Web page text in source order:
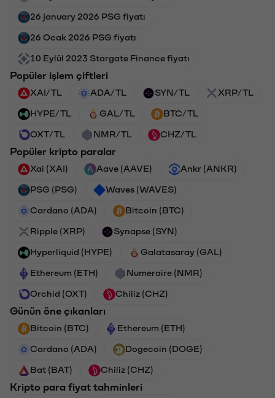
26 january 2026 PSG fiyatı
26 Ocak 2026 PSG fiyatı
10 Eylül 2023 Stargate Finance fiyatı
Popüler işlem çiftleri
XAI/TL ADA/TL SYN/TL XRP/TL
HYPE/TL GAL/TL BTC/TL
OXT/TL NMR/TL CHZ/TL
Popüler kripto paralar
Xai (XAI) Aave (AAVE) Ankr (ANKR)
PSG (PSG) Waves (WAVES)
Cardano (ADA) Bitcoin (BTC)
Ripple (XRP) Synapse (SYN)
Hyperliquid (HYPE) Galatasaray (GAL)
Ethereum (ETH) Numeraire (NMR)
Orchid (OXT) Chiliz (CHZ)
Günün öne çıkanları
Bitcoin (BTC) Ethereum (ETH)
Cardano (ADA) Dogecoin (DOGE)
Bat (BAT) Chiliz (CHZ)
Kripto para fiyat tahminleri